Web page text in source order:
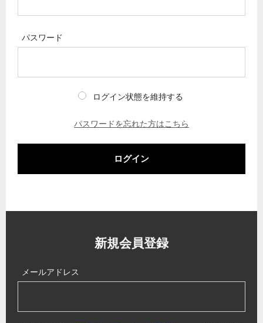
パスワード
ログイン状態を維持する
パスワードを忘れた方はこちら
ログイン
新規会員登録
メールアドレス